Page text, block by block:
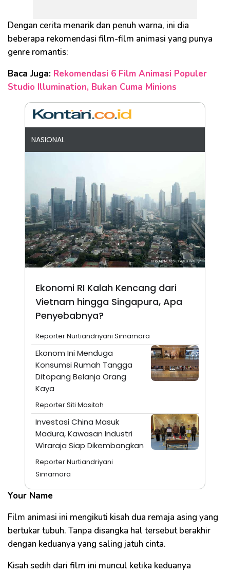
Dengan cerita menarik dan penuh warna, ini dia
beberapa rekomendasi film-film animasi yang punya
genre romantis:
Baca Juga: Rekomendasi 6 Film Animasi Populer
Studio Illumination, Bukan Cuma Minions
NASIONAL
Ekonomi RI Kalah Kencang dari
Vietnam hingga Singapura, Apa
Penyebabnya?
Reporter Nurtiandriyani Simamora
Ekonom Ini Menduga
Konsumsi Rumah Tangga
Ditopang Belanja Orang
Kaya
Reporter Siti Masitoh
Investasi China Masuk
Madura, Kawasan Industri
Wiraraja Siap Dikembangkan
Reporter Nurtiandriyani
Simamora
Your Name
Film animasi ini mengikuti kisah dua remaja asing yang
bertukar tubuh. Tanpa disangka hal tersebut berakhir
dengan keduanya yang saling jatuh cinta.
Kisah sedih dari film ini muncul ketika keduanya